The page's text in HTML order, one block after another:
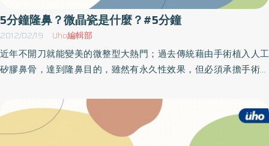
5分鐘隆鼻？微晶瓷是什麼？#5分鐘
2012/02/19 Uho編輯部
近年不開刀就能變美的微整型大熱門；過去傳統藉由手術植入人工
矽膠鼻骨，達到隆鼻目的，雖然有永久性效果，但必須承擔手術麻
人傾向不用動刀的微整形注射隆鼻，從最初的膠原蛋白到玻尿酸，
如今已出現最新的微晶瓷，提升注射後的成效。阮綜合醫院皮膚科
劉昭宏醫師表示，微晶瓷為新式輪廓塑形劑，十年前開始被醫界運